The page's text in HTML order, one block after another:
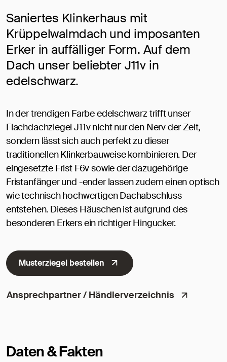
Saniertes Klinkerhaus mit
Krüppelwalmdach und imposanten
Erker in auffälliger Form. Auf dem
Dach unser beliebter J11v in
edelschwarz.
In der trendigen Farbe edelschwarz trifft unser
Flachdachziegel J11v nicht nur den Nerv der Zeit,
sondern lässt sich auch perfekt zu dieser
traditionellen Klinkerbauweise kombinieren. Der
eingesetzte Frist F6v sowie der dazugehörige
Fristanfänger und -ender lassen zudem einen optisch
wie technisch hochwertigen Dachabschluss
entstehen. Dieses Häuschen ist aufgrund des
besonderen Erkers ein richtiger Hingucker.
Musterziegel bestellen
Ansprechpartner / Händlerverzeichnis
Daten & Fakten